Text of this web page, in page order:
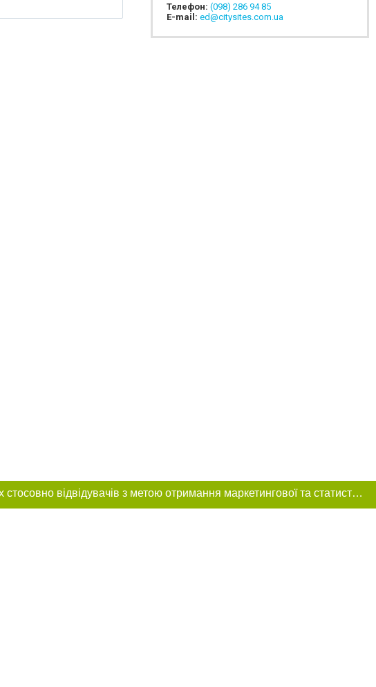
Телефон: (098) 286 94 85
E-mail: ed@citysites.com.ua
Цей сайт використовує «cookies». Також веб-сайт використовує інтернет-сервіс для збору технічних даних стосовно відвідувачів з метою отримання маркетингової та статистичної інформації. Умови обробки даних відвідувачів сайту див.